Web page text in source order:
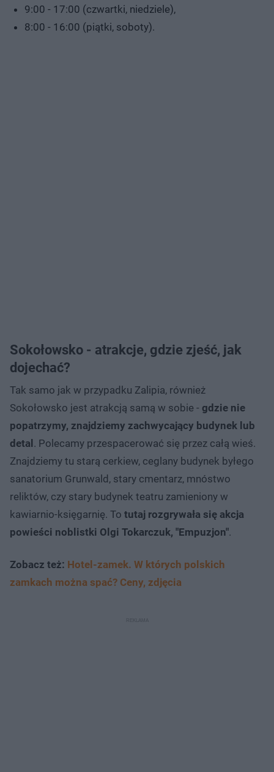
9:00 - 17:00 (czwartki, niedziele),
8:00 - 16:00 (piątki, soboty).
Sokołowsko - atrakcje, gdzie zjeść, jak
dojechać?
Tak samo jak w przypadku Zalipia, również
Sokołowsko jest atrakcją samą w sobie - gdzie nie
popatrzymy, znajdziemy zachwycający budynek lub
detal . Polecamy przespacerować się przez całą wieś.
Znajdziemy tu starą cerkiew, ceglany budynek byłego
sanatorium Grunwald, stary cmentarz, mnóstwo
reliktów, czy stary budynek teatru zamieniony w
kawiarnio-księgarnię. To tutaj rozgrywała się akcja
powieści noblistki Olgi Tokarczuk, "Empuzjon".
Zobacz też: Hotel-zamek. W których polskich
zamkach można spać? Ceny, zdjęcia